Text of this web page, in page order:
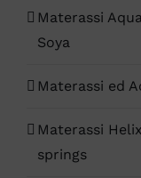
Materassi
Soya
Materassi ed
Materassi
springs